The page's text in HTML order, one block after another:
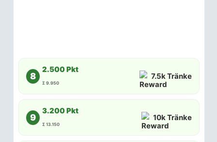
8
2.500 Pkt
Σ 9.950
7.5k Tränke
9
3.200 Pkt
Σ 13.150
10k Tränke